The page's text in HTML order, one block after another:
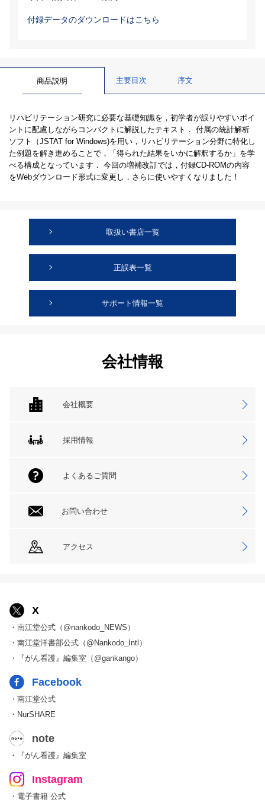
付録データのダウンロードはこちら
商品説明 主要目次 序文
リハビリテーション研究に必要な基礎知識を，初学者が誤りやすいポイ
ントに配慮しながらコンパクトに解説したテキスト． 付属の統計解析
ソフト（JSTAT for Windows)を用い，リハビリテーション分野に特化し
た例題を解き進めることで，「得られた結果をいかに解釈するか」を学
べる構成となっています． 今回の増補改訂では，付録CD-ROMの内容
をWebダウンロード形式に変更し，さらに使いやすくなりました！
取扱い書店一覧
正誤表一覧
サポート情報一覧
会社情報
会社概要
採用情報
よくあるご質問
お問い合わせ
アクセス
X
・南江堂公式（@nankodo_NEWS）
・南江堂洋書部公式（@Nankodo_Intl）
・『がん看護』編集室（@gankango）
Facebook
・南江堂公式
・NurSHARE
note
・『がん看護』編集室
Instagram
・電子書籍 公式